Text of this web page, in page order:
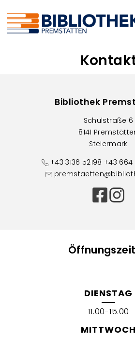
Direkt zum
Bibliothek
Schulstraße 6
8141
Steiermark
+43 3136 52198 +43
DIENSTAG
11.00-15.00
MITTWOCH